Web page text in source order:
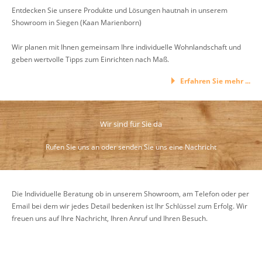
Entdecken Sie unsere Produkte und Lösungen hautnah in unserem
Showroom in Siegen (Kaan Marienborn)
Wir planen mit Ihnen gemeinsam Ihre individuelle Wohnlandschaft und
geben wertvolle Tipps zum Einrichten nach Maß.
Erfahren Sie mehr ...
Wir sind für Sie da
Rufen Sie uns an oder senden Sie uns eine Nachricht
Die Individuelle Beratung ob in unserem Showroom, am Telefon oder per
Email bei dem wir jedes Detail bedenken ist Ihr Schlüssel zum Erfolg. Wir
freuen uns auf Ihre Nachricht, Ihren Anruf und Ihren Besuch.